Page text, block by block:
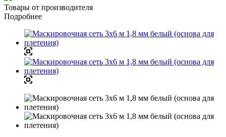
Товары от производителя
Подробнее